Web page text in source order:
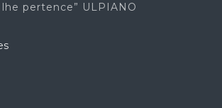
pertence” ULPIANO